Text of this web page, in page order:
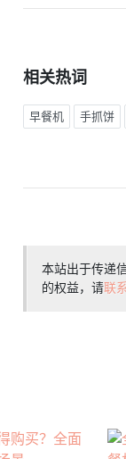
相关热词
早餐机 手抓饼
本站出于传递
的权益，请联